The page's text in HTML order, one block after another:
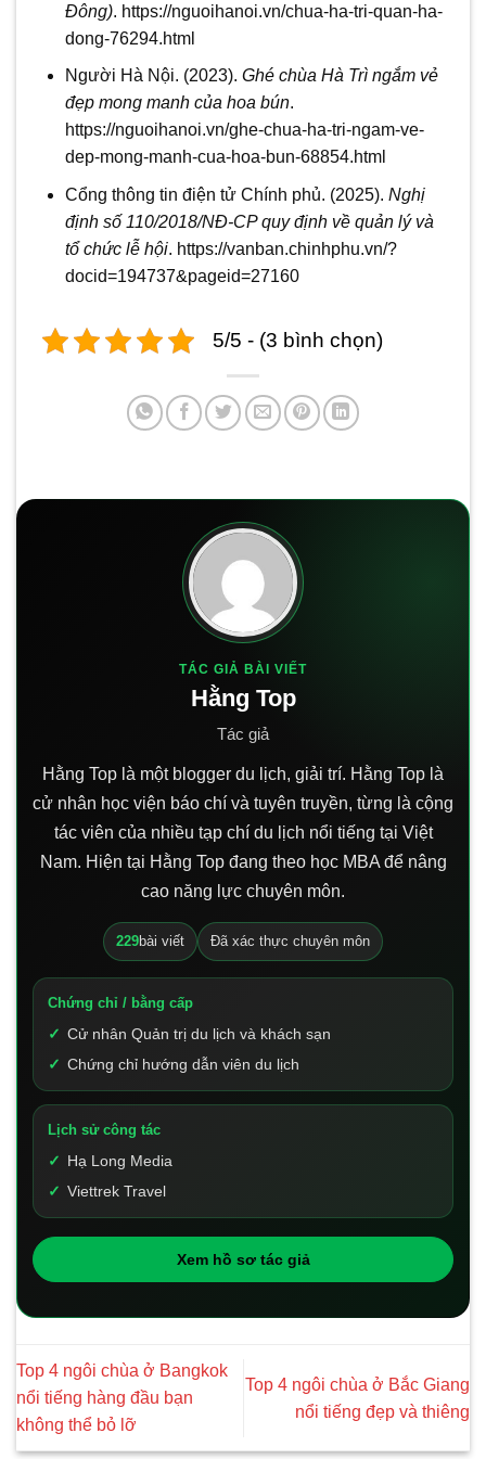
Đông). https://nguoihanoi.vn/chua-ha-tri-quan-ha-
dong-76294.html
Người Hà Nội. (2023). Ghé chùa Hà Trì ngắm vẻ
đẹp mong manh của hoa bún.
https://nguoihanoi.vn/ghe-chua-ha-tri-ngam-ve-
dep-mong-manh-cua-hoa-bun-68854.html
Cổng thông tin điện tử Chính phủ. (2025). Nghị
định số 110/2018/NĐ-CP quy định về quản lý và
tổ chức lễ hội. https://vanban.chinhphu.vn/?
docid=194737&pageid=27160
5/5 - (3 bình chọn)
TÁC GIẢ BÀI VIẾT
Hằng Top
Tác giả
Hằng Top là một blogger du lịch, giải trí. Hằng Top là
cử nhân học viện báo chí và tuyên truyền, từng là cộng
tác viên của nhiều tạp chí du lịch nổi tiếng tại Việt
Nam. Hiện tại Hằng Top đang theo học MBA để nâng
cao năng lực chuyên môn.
229bài viết Đã xác thực chuyên môn
Chứng chỉ / bằng cấp
Cử nhân Quản trị du lịch và khách sạn
Chứng chỉ hướng dẫn viên du lịch
Lịch sử công tác
Hạ Long Media
Viettrek Travel
Xem hồ sơ tác giả
Top 4 ngôi chùa ở Bangkok
nổi tiếng hàng đầu bạn
không thể bỏ lỡ
Top 4 ngôi chùa ở Bắc Giang
nổi tiếng đẹp và thiêng